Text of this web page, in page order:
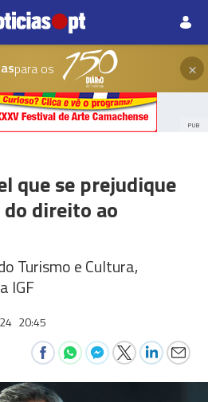
para os ×
PUB
que se prejudique
direito ao
Turismo e Cultura,
IGF
20:45